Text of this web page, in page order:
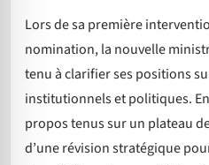
Lors de sa première
nomination, la nouvelle
tenu à clarifier ses positions
institutionnels et politiques.
propos tenus sur un plateau
d’une révision stratégique